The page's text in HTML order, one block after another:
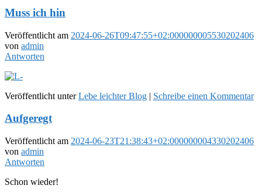
Muss ich hin
Veröffentlicht am 2024-06-26T09:47:55+02:000000005530202406
von admin
Antworten
Veröffentlicht unter Lebe leichter Blog | Schreibe einen Kommentar
Aufgeregt
Veröffentlicht am 2024-06-23T21:38:43+02:000000004330202406
von admin
Antworten
Schon wieder!